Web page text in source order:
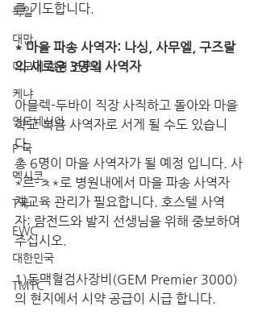
독일
대만
디모데 성경 연구원
케냐
인도네시아
P 국
멕시코
T국
EWC
대한민국
TMTC
를 기도합니다.
* 마을 파송 사역자: 나싱, 사무엘, 구즈랄
의 새로운 3명의 사역자
아믈렉-두바이 직장 사직하고 돌아와 마을
학교 복음 사역자로 서게 될 수도 있습니
다.
총 6명이 마을 사역자가 될 예정 입니다. 사
*르-ㅊ*로 병원내에서 마을 파송 사역자
재교육 관리가 필요합니다. 호스텔 사역
자: 람전드와 발지 선생님을 위해 중보하여
주십시오.
1)동맥혈검사장비(GEM Premier 3000)
의 현지에서 시약 공급이 시급 합니다.